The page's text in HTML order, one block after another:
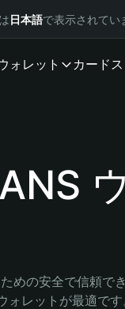
日本語で表示されてい
ォレット カード
めの安全で信頼で
ォレットが最適で